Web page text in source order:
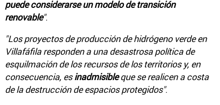
puede considerarse un modelo de transición
renovable".
"Los proyectos de producción de hidrógeno verde en
Villafáfila responden a una desastrosa política de
esquilmación de los recursos de los territorios y, en
consecuencia, esinadmisibleque se realicen a costa
de la destrucción de espacios protegidos".